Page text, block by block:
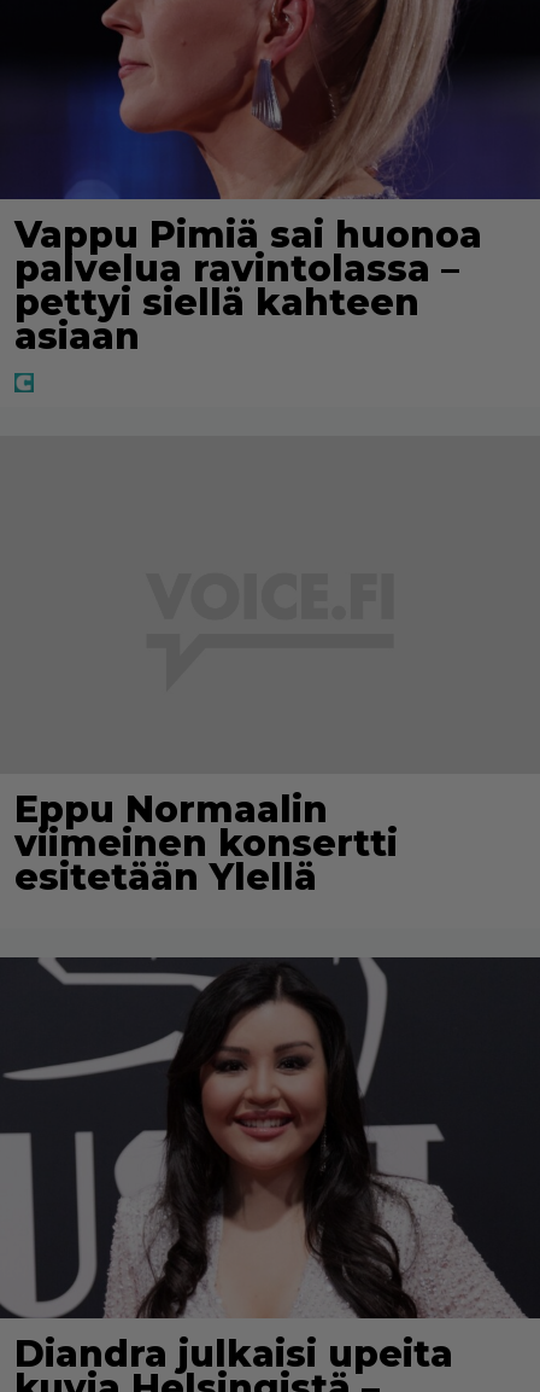
Vappu Pimiä sai huonoa
palvelua ravintolassa –
pettyi siellä kahteen
asiaan
Eppu Normaalin
viimeinen konsertti
esitetään Ylellä
Diandra julkaisi upeita